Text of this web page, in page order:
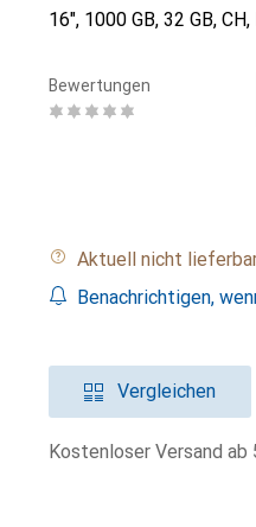
16", 1000 GB, 32 GB,
Bewertungen
Aktuell nicht
Benachrichtigen,
Vergleichen
Kostenloser Versand ab